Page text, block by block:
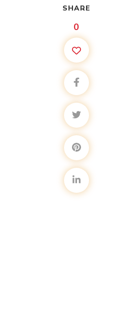
SHARE
0